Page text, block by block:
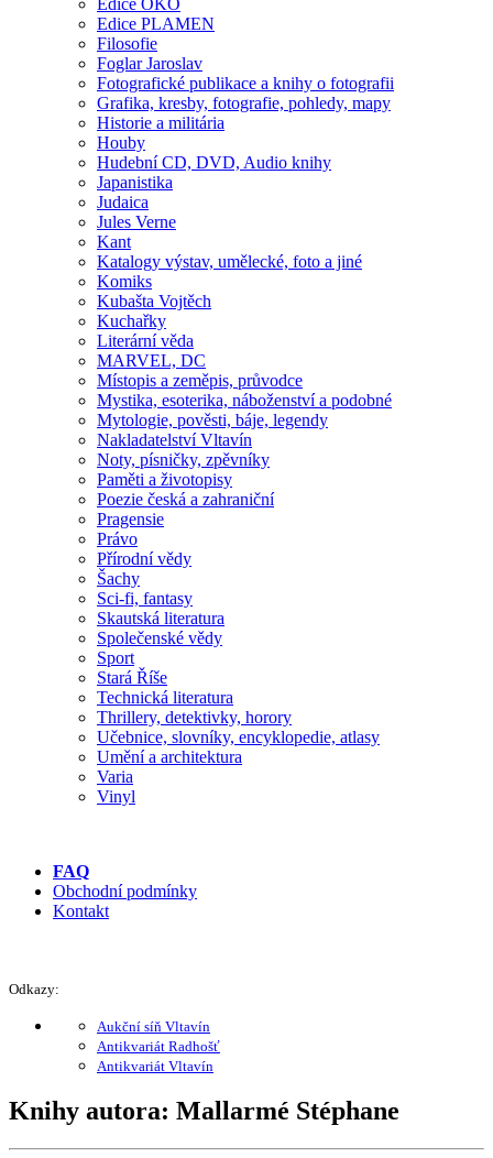
Edice PLAMEN
Filosofie
Foglar Jaroslav
Fotografické publikace a knihy o fotografii
Grafika, kresby, fotografie, pohledy, mapy
Historie a militária
Houby
Hudební CD, DVD, Audio knihy
Japanistika
Judaica
Jules Verne
Kant
Katalogy výstav, umělecké, foto a jiné
Komiks
Kubašta Vojtěch
Kuchařky
Literární věda
MARVEL, DC
Místopis a zeměpis, průvodce
Mystika, esoterika, náboženství a podobné
Mytologie, pověsti, báje, legendy
Nakladatelství Vltavín
Noty, písničky, zpěvníky
Paměti a životopisy
Poezie česká a zahraniční
Pragensie
Právo
Přírodní vědy
Šachy
Sci-fi, fantasy
Skautská literatura
Společenské vědy
Sport
Stará Říše
Technická literatura
Thrillery, detektivky, horory
Učebnice, slovníky, encyklopedie, atlasy
Umění a architektura
Varia
Vinyl
FAQ
Obchodní podmínky
Kontakt
Odkazy:
Aukční síň Vltavín
Antikvariát Radhošť
Antikvariát Vltavín
Knihy autora: Mallarmé Stéphane